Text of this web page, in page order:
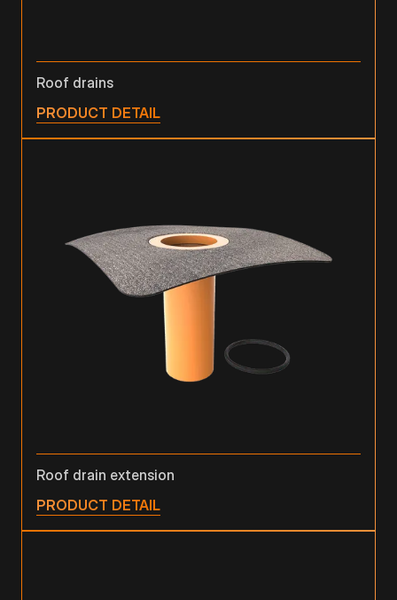
Roof drains
PRODUCT DETAIL
Roof drain extension
PRODUCT DETAIL